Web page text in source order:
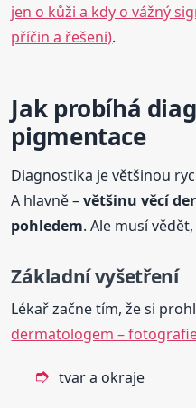
jen o kůži a kdy o vážný
příčin a řešení).
Jak probíhá
pigmentace
Diagnostika je většinou
A hlavně –většinu věcí
pohledem. Ale musí
Základní vyšetření
Lékař začne tím, že si
dermatologem –
tvar a okraje